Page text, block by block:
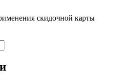
скидочной карты